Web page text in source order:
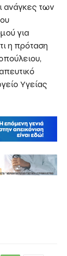
ανάγκες των
για
η πρόταση
Υγείας